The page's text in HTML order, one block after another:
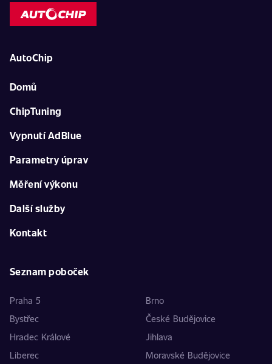
AutoChip
Domů
ChipTuning
Vypnutí AdBlue
Parametry úprav
Měření výkonu
Další služby
Kontakt
Seznam poboček
Praha 5
Brno
Bystřec
České Budějovice
Hradec Králové
Jihlava
Liberec
Moravské Budějovice